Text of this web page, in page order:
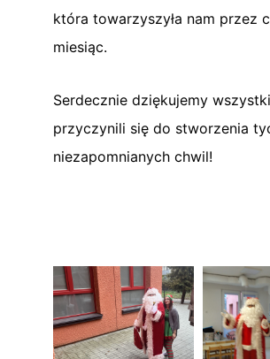
która towarzyszyła nam przez
miesiąc.
Serdecznie dziękujemy
przyczynili się do stworzenia
niezapomnianych chwil!